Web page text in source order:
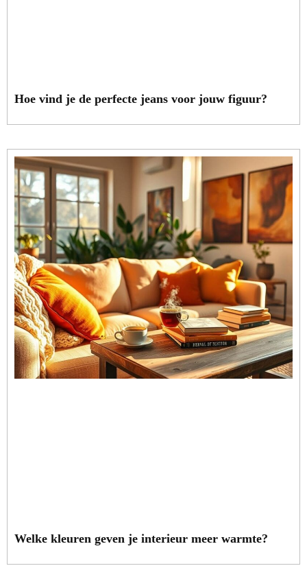
Hoe vind je de perfecte jeans voor jouw figuur?
Welke kleuren geven je interieur meer warmte?